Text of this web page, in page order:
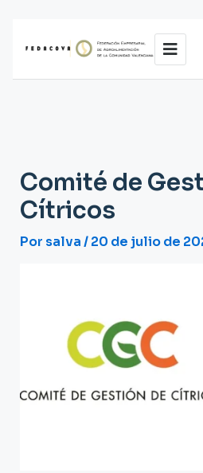
contenido
Comité de
Cítricos
Por salva/20 de julio de